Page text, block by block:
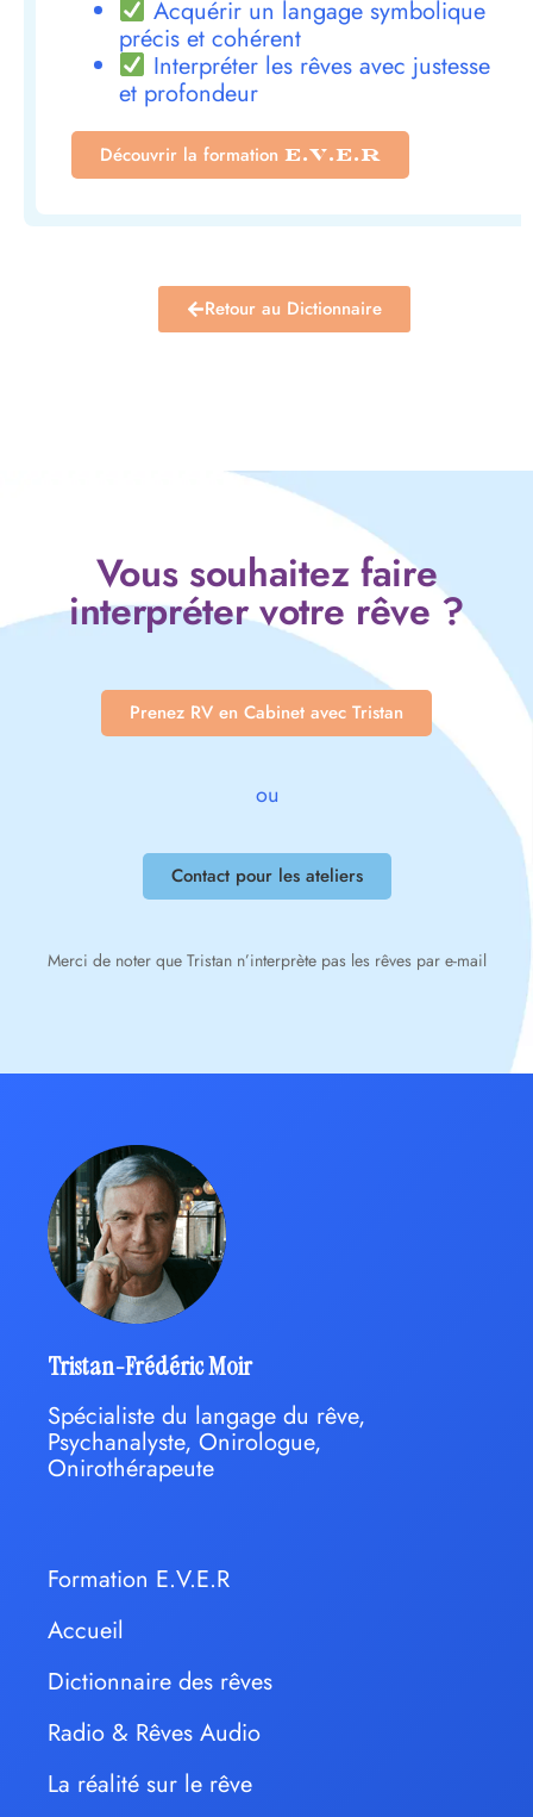
Acquérir un langage symbolique
précis et cohérent
Interpréter les rêves avec justesse
et profondeur
Découvrir la formation E.V.E.R
Retour au Dictionnaire
Vous souhaitez faire
interpréter votre rêve ?
Prenez RV en Cabinet avec Tristan
ou
Contact pour les ateliers
Merci de noter que Tristan n’interprète pas les rêves par e-mail
Tristan-Frédéric Moir
Spécialiste du langage du rêve,
Psychanalyste, Onirologue,
Onirothérapeute
Formation E.V.E.R
Accueil
Dictionnaire des rêves
Radio & Rêves Audio
La réalité sur le rêve